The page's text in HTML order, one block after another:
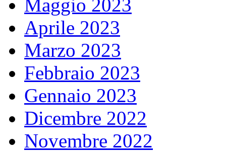
Maggio 2023
Aprile 2023
Marzo 2023
Febbraio 2023
Gennaio 2023
Dicembre 2022
Novembre 2022